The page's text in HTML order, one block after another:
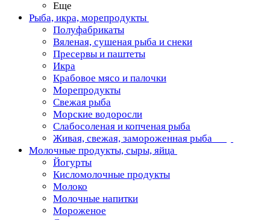
Еще
Рыба, икра, морепродукты
Полуфабрикаты
Вяленая, сушеная рыба и снеки
Пресервы и паштеты
Икра
Крабовое мясо и палочки
Морепродукты
Свежая рыба
Морские водоросли
Слабосоленая и копченая рыба
Живая, свежая, замороженная рыба
Молочные продукты, сыры, яйца
Йогурты
Кисломолочные продукты
Молоко
Молочные напитки
Мороженое